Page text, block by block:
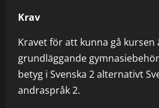
Krav
Kravet för att kunna gå
grundläggande
betyg i Svenska 2 alternativt
andraspråk 2.